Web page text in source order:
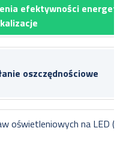
efektywności
oszczędnościowe
oświetleniowych na LED